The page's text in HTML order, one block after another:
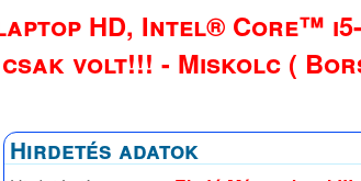
HD, Intel® Core™ i5-
volt!!! - Miskolc (
Hirdetés adatok